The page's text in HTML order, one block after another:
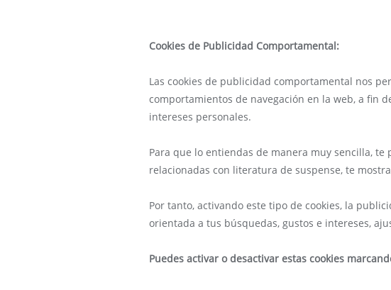
Cookies de Publicidad Comportamental:
Las cookies de publicidad comportamental nos
comportamientos de navegación en la web, a fin
intereses personales.
Para que lo entiendas de manera muy sencilla,
relacionadas con literatura de suspense, te
Por tanto, activando este tipo de cookies, la
orientada a tus búsquedas, gustos e intereses,
Puedes activar o desactivar estas cookies